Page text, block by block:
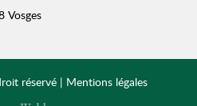
Vosges
réservé | Mentions légales